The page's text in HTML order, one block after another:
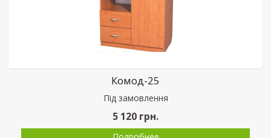
Комод-25
Пiд замовлення
5 120 грн.